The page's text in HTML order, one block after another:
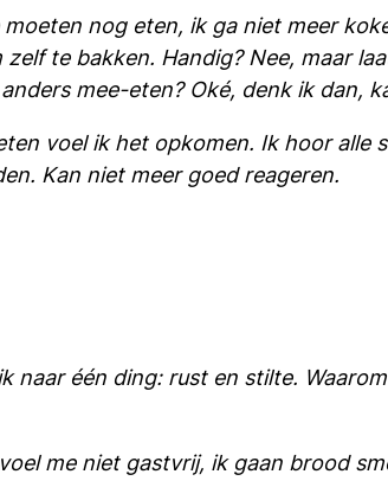
nog eten, ik ga niet meer
te bakken. Handig? Nee, maar
mee-eten? Oké, denk ik dan,
voel ik het opkomen. Ik hoor alle
Kan niet meer goed reageren.
naar één ding: rust en stilte.
me niet gastvrij, ik gaan brood